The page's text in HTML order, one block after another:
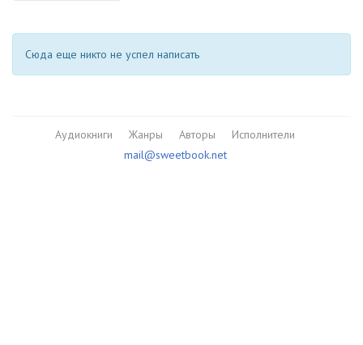
Сюда еще никто не успел написать
Аудиокниги Жанры Авторы
Исполнители
mail@sweetbook.net